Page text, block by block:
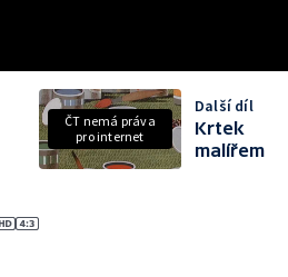
ČT nemá práva
pro internet
Další díl
Krtek
malířem